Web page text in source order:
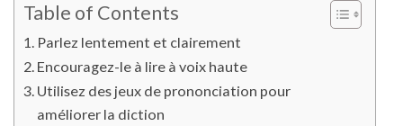
Table of Contents
Parlez lentement et clairement
Encouragez-le à lire à voix haute
Utilisez des jeux de prononciation pour
améliorer la diction